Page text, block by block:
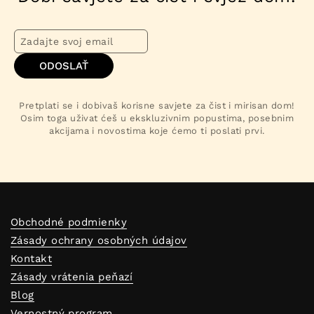
ODOSLAŤ
Pretplati se i dobivaš korisne savjete za čist i mirisan dom!
Osim toga uživat ćeš u ekskluzivnim popustima, posebnim
akcijama i novostima koje ćemo ti poslati prvi.
Obchodné podmienky
Zásady ochrany osobných údajov
Kontakt
Zásady vrátenia peňazí
Blog